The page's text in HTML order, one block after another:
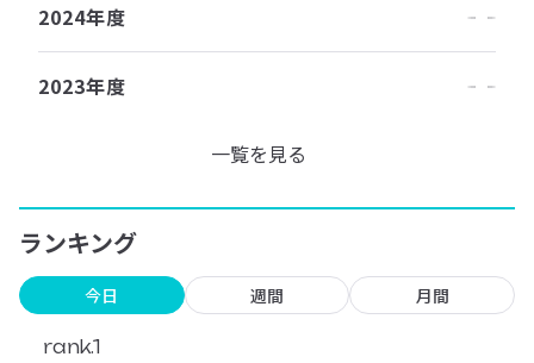
2024年度
2023年度
一覧を見る
ランキング
今日 週間 月間
rank.1